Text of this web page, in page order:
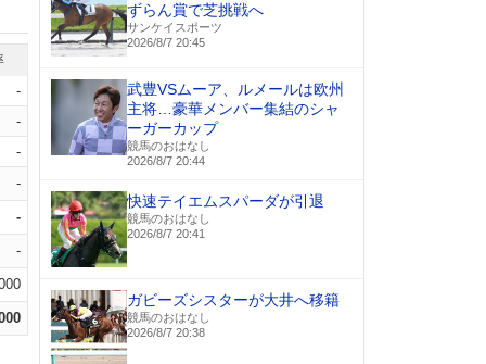
-
-
-
-
-
-
ずらん賞で芝挑戦へ
サンケイスポーツ
2026/8/7 20:45
武豊VSムーア、ルメールは欧州
主将…豪華メンバー集結のシャ
ーガーカップ
競馬のおはなし
2026/8/7 20:44
快速テイエムスパーダが引退
競馬のおはなし
2026/8/7 20:41
ガビーズシスターが大井へ移籍
競馬のおはなし
2026/8/7 20:38